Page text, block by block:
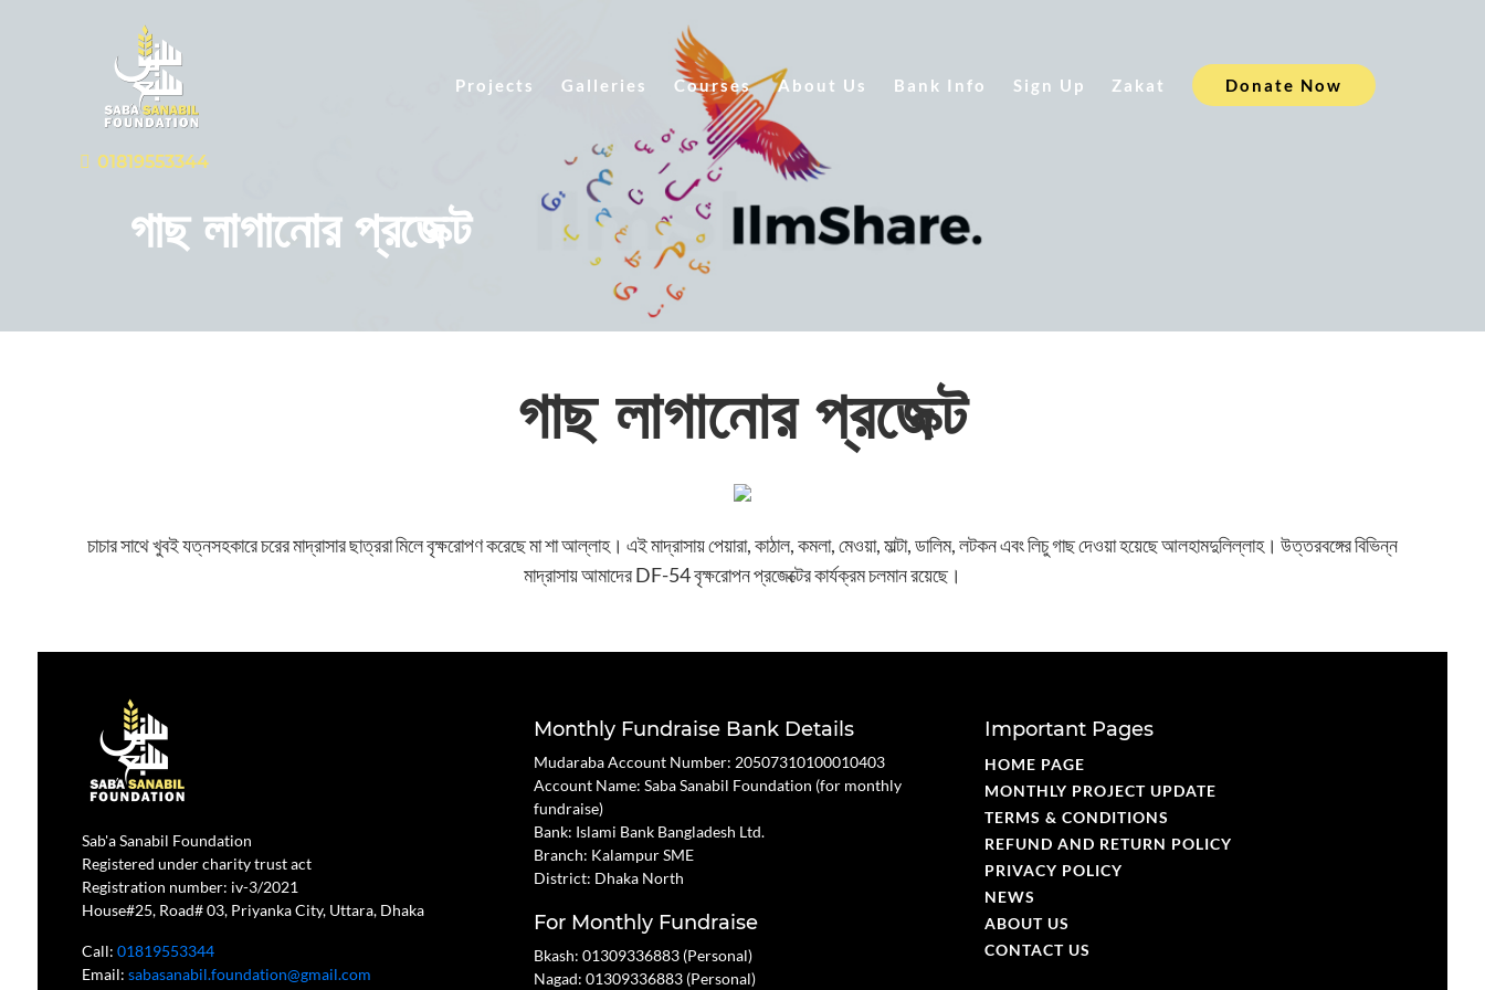
01819553344
Projects Galleries Courses About Us Bank Info Sign Up Zakat Donate Now
গাছ লাগানোর প্রজেক্ট
গাছ লাগানোর প্রজেক্ট
চাচার সাথে খুবই যত্নসহকারে চরের মাদ্রাসার ছাত্ররা মিলে বৃক্ষরোপণ করেছে মা শা আল্লাহ। এই মাদ্রাসায় পেয়ারা, কাঠাল, কমলা, মেওয়া, মাল্টা, ডালিম, লটকন এবং লিচু গাছ দেওয়া হয়েছে আলহামদুলিল্লাহ। উত্তরবঙ্গের বিভিন্ন
মাদ্রাসায় আমাদের DF-54 বৃক্ষরোপন প্রজেক্টের কার্যক্রম চলমান রয়েছে।
Sab'a Sanabil Foundation
Registered under charity trust act
Registration number: iv-3/2021
House#25, Road# 03, Priyanka City, Uttara, Dhaka
Call: 01819553344
Email: sabasanabil.foundation@gmail.com
Monthly Fundraise Bank Details
Mudaraba Account Number: 20507310100010403
Account Name: Saba Sanabil Foundation (for monthly
fundraise)
Bank: Islami Bank Bangladesh Ltd.
Branch: Kalampur SME
District: Dhaka North
For Monthly Fundraise
Bkash: 01309336883 (Personal)
Nagad: 01309336883 (Personal)
Important Pages
HOME PAGE
MONTHLY PROJECT UPDATE
TERMS & CONDITIONS
REFUND AND RETURN POLICY
PRIVACY POLICY
NEWS
ABOUT US
CONTACT US